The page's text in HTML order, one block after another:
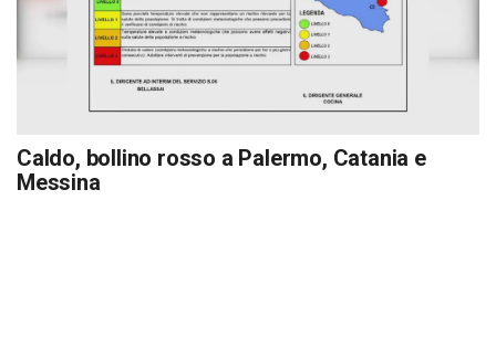
Caldo, bollino rosso a Palermo, Catania e
Messina